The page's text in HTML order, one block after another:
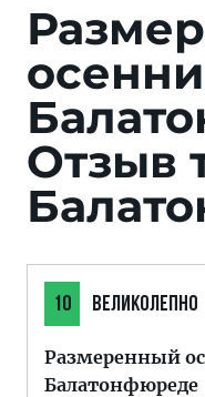
Отзыв
10 ВЕЛИКОЛЕПНО
Размеренный
Балатонфюреде